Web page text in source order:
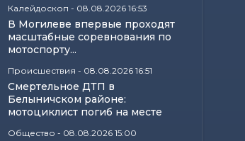
Калейдоскоп - 08.08.2026 16:53
В Могилеве впервые проходят
масштабные соревнования по
мотоспорту...
Происшествия - 08.08.2026 16:51
Смертельное ДТП в
Белыничском районе:
мотоциклист погиб на месте
Общество - 08.08.2026 15:00